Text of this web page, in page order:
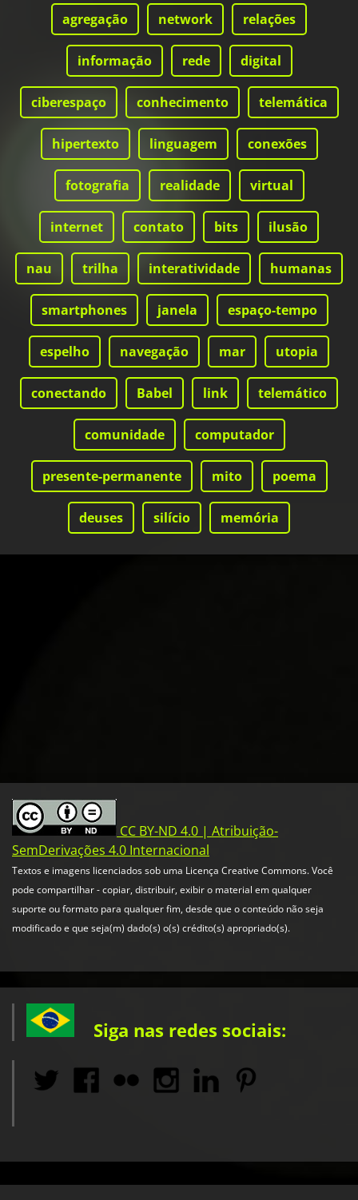
agregação network relações
informação rede digital
ciberespaço conhecimento telemática
hipertexto linguagem conexões
fotografia realidade virtual
internet contato bits ilusão
nau trilha interatividade humanas
smartphones janela espaço-tempo
espelho navegação mar utopia
conectando Babel link telemático
comunidade computador
presente-permanente mito poema
deuses silício memória
CC BY-ND 4.0 | Atribuição-
SemDerivações 4.0 Internacional
Textos e imagens licenciados sob uma Licença Creative Commons. Você
pode compartilhar - copiar, distribuir, exibir o material em qualquer
suporte ou formato para qualquer fim, desde que o conteúdo não seja
modificado e que seja(m) dado(s) o(s) crédito(s) apropriado(s).
Siga nas redes sociais: